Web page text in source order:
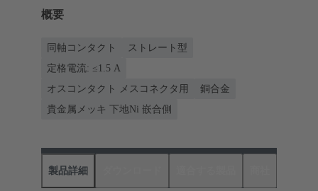
概要
同軸コンタクト
ストレート型
定格電流: ≤1.5 A
オスコンタクト メスコネクタ用
銅合金
貴金属メッキ 下地Ni 嵌合側
製品詳細